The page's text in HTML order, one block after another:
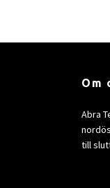
Om
Abra
till